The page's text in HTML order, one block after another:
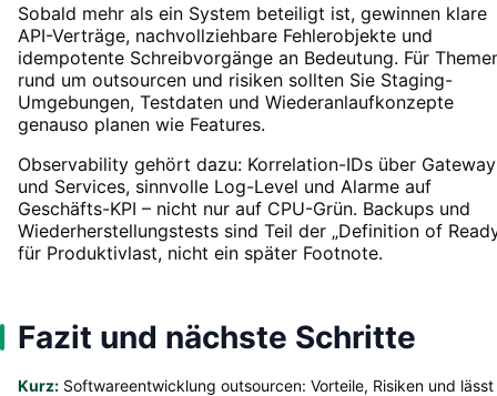
Sobald mehr als ein System beteiligt ist, gewinnen klare
API-Verträge, nachvollziehbare Fehlerobjekte und
idempotente Schreibvorgänge an Bedeutung. Für
rund um outsourcen und risiken sollten Sie Staging-
Umgebungen, Testdaten und Wiederanlaufkonzepte
genauso planen wie Features.
Observability gehört dazu: Korrelation-IDs über Gateway
und Services, sinnvolle Log-Level und Alarme auf
Geschäfts-KPI – nicht nur auf CPU-Grün. Backups und
Wiederherstellungstests sind Teil der „Definition of
für Produktivlast, nicht ein später Footnote.
Fazit und nächste Schritte
Kurz: Softwareentwicklung outsourcen: Vorteile, Risiken und lässt